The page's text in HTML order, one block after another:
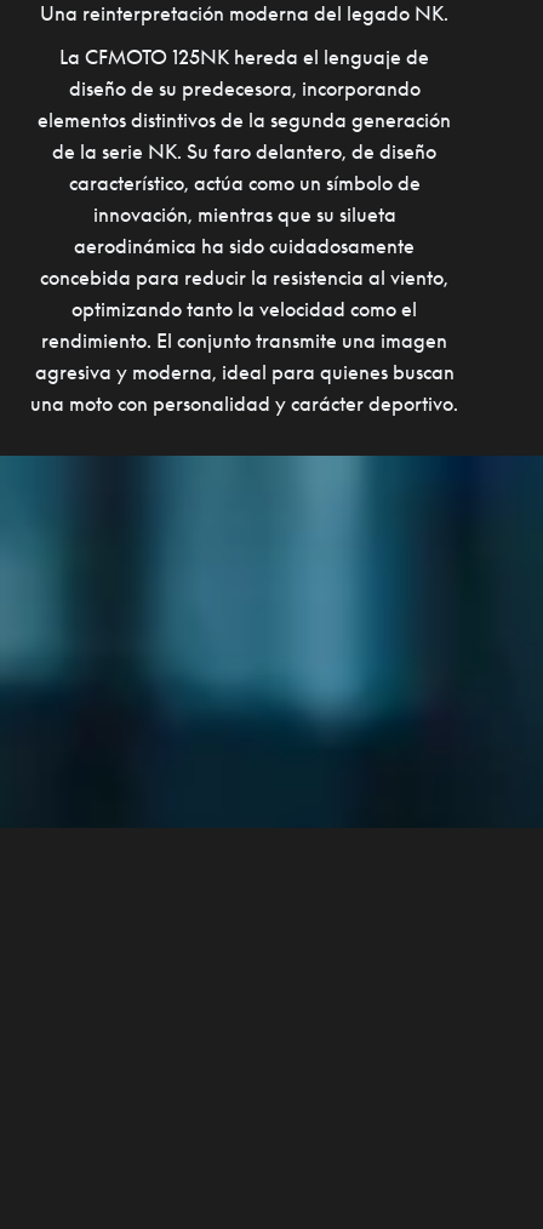
Una reinterpretación moderna del legado NK.
La CFMOTO 125NK hereda el lenguaje de
diseño de su predecesora, incorporando
elementos distintivos de la segunda generación
de la serie NK. Su faro delantero, de diseño
característico, actúa como un símbolo de
innovación, mientras que su silueta
aerodinámica ha sido cuidadosamente
concebida para reducir la resistencia al viento,
optimizando tanto la velocidad como el
rendimiento. El conjunto transmite una imagen
agresiva y moderna, ideal para quienes buscan
una moto con personalidad y carácter deportivo.